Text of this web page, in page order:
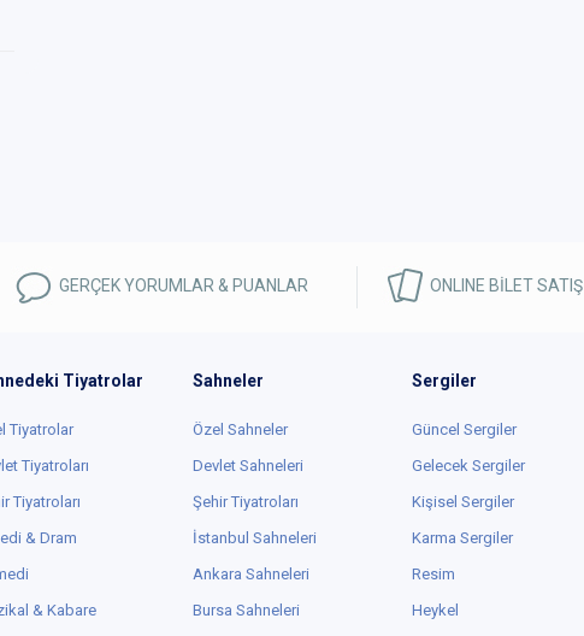
GERÇEK YORUMLAR & PUANLAR ONLINE BİLET SATIŞ
Tiyatrolar
Tiyatrolar
Tiyatroları
Tiyatroları
& Dram
& Kabare
Sahneler
Özel Sahneler
Devlet Sahneleri
Şehir Tiyatroları
İstanbul Sahneleri
Ankara Sahneleri
Bursa Sahneleri
Sergiler
Güncel Sergiler
Gelecek Sergiler
Kişisel Sergiler
Karma Sergiler
Resim
Heykel